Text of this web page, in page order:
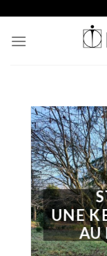
content
UNE
AU